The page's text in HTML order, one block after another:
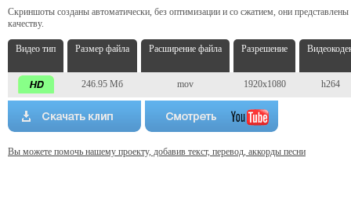
Скриншоты созданы автоматически, без оптимизации и со сжатием, они
качеству.
Видео тип Размер файла Расширение файла Разрешение
246.95 Мб mov 1920x1080 h264
Вы можете помочь нашему проекту, добавив текст, перевод, аккорды песни